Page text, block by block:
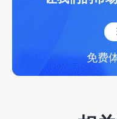
免费